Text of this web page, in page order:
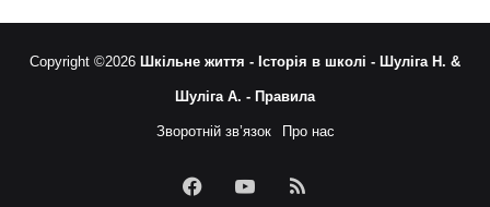
Copyright ©2026 Шкільне життя - Історія в школі - Шуліга Н. &
Шуліга А. - Правила
Зворотній зв’язок Про нас
FacebookYouTubeRSS